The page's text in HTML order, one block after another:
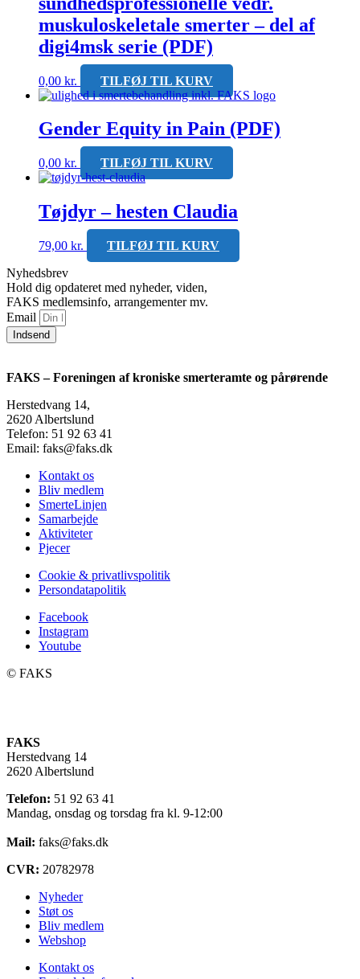
muskuloskeletale smerter – del af
digi4msk serie (PDF)
0,00 kr. TILFØJ TIL KURV
Gender Equity in Pain (PDF)
0,00 kr. TILFØJ TIL KURV
Tøjdyr – hesten Claudia
79,00 kr.
TILFØJ TIL KURV
Nyhedsbrev
Hold dig opdateret med nyheder, viden,
FAKS medlemsinfo, arrangementer mv.
Email
Indsend
FAKS – Foreningen af kroniske smerteramte og pårørende
Herstedvang 14,
2620 Albertslund
Telefon: 51 92 63 41
Email: faks@faks.dk
Kontakt os
Bliv medlem
SmerteLinjen
Samarbejde
Aktiviteter
Pjecer
Cookie & privatlivspolitik
Persondatapolitik
Facebook
Instagram
Youtube
©️ FAKS
FAKS
Herstedvang 14
2620 Albertslund
Telefon: 51 92 63 41
Mandag, onsdag og torsdag fra kl. 9-12:00
Mail: faks@faks.dk
CVR: 20782978
Nyheder
Støt os
Bliv medlem
Webshop
Kontakt os